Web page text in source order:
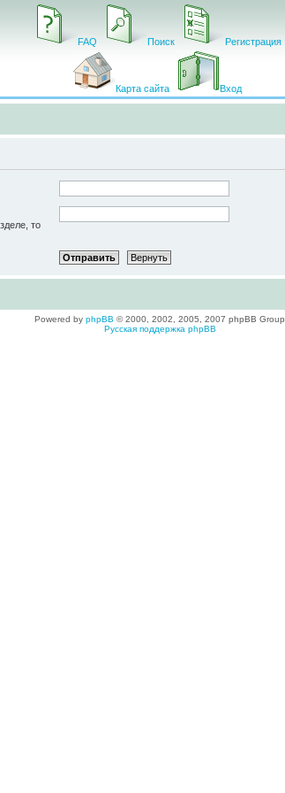
FAQ Поиск Регистрация
Карта сайта Вход
то
Powered by phpBB © 2000, 2002, 2005, 2007 phpBB Group
Русская поддержка phpBB